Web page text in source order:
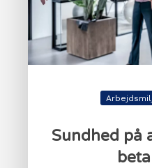
Sundhed på